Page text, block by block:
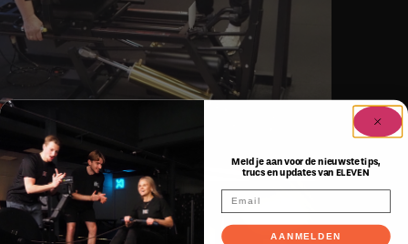
Meld je aan voor de nieuwste tips,
trucs en updates van ELEVEN
AANMELDEN